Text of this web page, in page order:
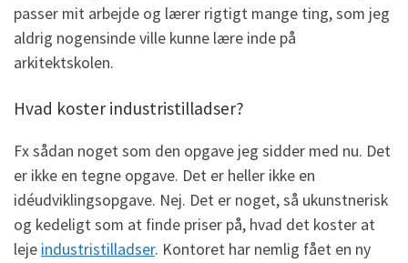
passer mit arbejde og lærer rigtigt mange ting, som jeg
aldrig nogensinde ville kunne lære inde på
arkitektskolen.
Hvad koster industristilladser?
Fx sådan noget som den opgave jeg sidder med nu. Det
er ikke en tegne opgave. Det er heller ikke en
idéudviklingsopgave. Nej. Det er noget, så ukunstnerisk
og kedeligt som at finde priser på, hvad det koster at
leje industristilladser. Kontoret har nemlig fået en ny